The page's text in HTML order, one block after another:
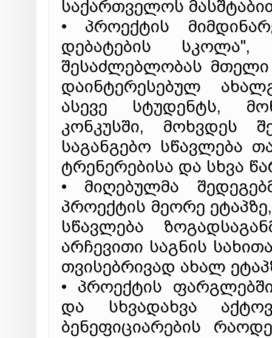
საქართველოს
• პროექტის
დებატების
შესაძლებლობას მთელი
დაინტერესებულ
ასევე სტუდენტს,
კონკუსში, მოხვდეს
საგანგებო სწავლება
ტრენერებისა და სხვა
• მიღებულმა
პროექტის მეორე
სწავლება
არჩევითი საგნის
თვისებრივად ახალ
• პროექტის
და სხვადახვა
ბენეფიციარების